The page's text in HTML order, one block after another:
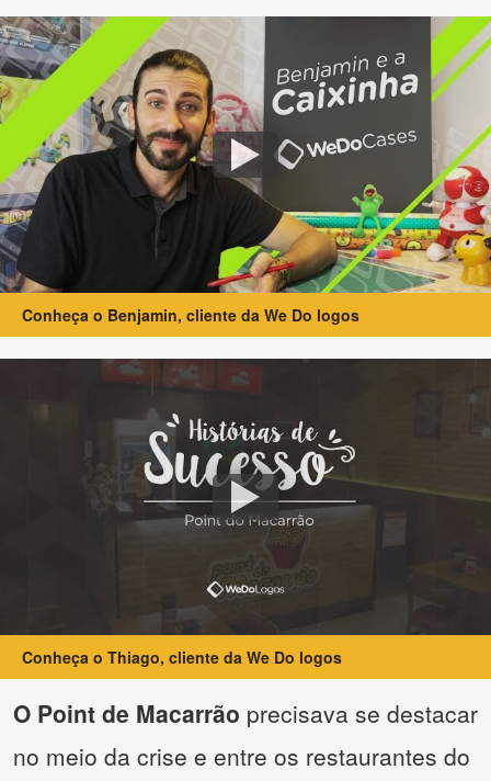
Conheça o Benjamin, cliente da We Do logos
Conheça o Thiago, cliente da We Do logos
O Point de Macarrão precisava se destacar
no meio da crise e entre os restaurantes do